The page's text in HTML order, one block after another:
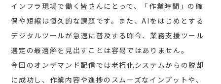
インフラ現場で働く皆さんにとって、「作業時間」の確
保や短縮は恒久的な課題です。また、AIをはじめとする
デジタルツールが急速に普及する昨今、業務支援ツール
選定の最適解を見出すことは容易ではありません。
今回のオンデマンド配信では老朽化システムからの脱却
に成功し、作業内容や進捗のスムーズなインプットや、